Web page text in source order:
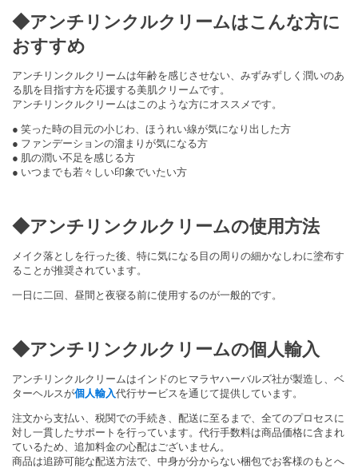
◆アンチリンクルクリームはこんな方に
おすすめ
アンチリンクルクリームは年齢を感じさせない、みずみずしく潤いのあ
る肌を目指す方を応援する美肌クリームです。
アンチリンクルクリームはこのような方にオススメです。
● 笑った時の目元の小じわ、ほうれい線が気になり出した方
● ファンデーションの溜まりが気になる方
● 肌の潤い不足を感じる方
● いつまでも若々しい印象でいたい方
◆アンチリンクルクリームの使用方法
メイク落としを行った後、特に気になる目の周りの細かなしわに塗布す
ることが推奨されています。
一日に二回、昼間と夜寝る前に使用するのが一般的です。
◆アンチリンクルクリームの個人輸入
アンチリンクルクリームはインドのヒマラヤハーバルズ社が製造し、ベ
ターヘルスが個人輸入代行サービスを通じて提供しています。
注文から支払い、税関での手続き、配送に至るまで、全てのプロセスに
対し一貫したサポートを行っています。代行手数料は商品価格に含まれ
ているため、追加料金の心配はございません。
商品は追跡可能な配送方法で、中身が分からない梱包でお客様のもとへ